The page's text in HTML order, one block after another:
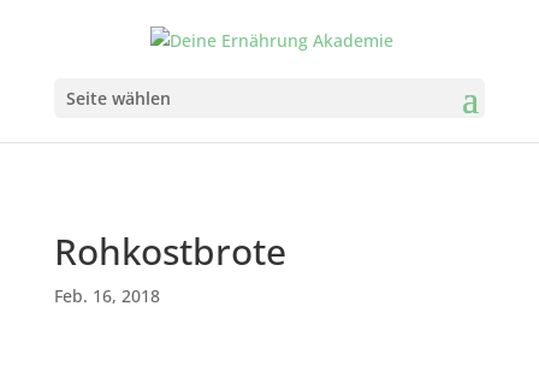
Seite wählen
Rohkostbrote
Feb. 16, 2018